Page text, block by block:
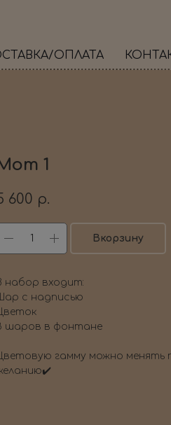
ОПЛАТА
1
600 р.
Вкорзину
набор входит:
с надписью
шаров в фонтане
гамму можно менять